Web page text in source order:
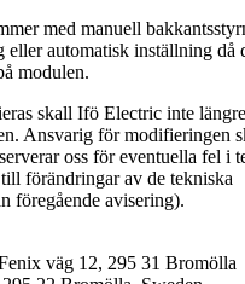
med manuell
eller automatisk inställning då
modulen.
skall Ifö Electric inte
Ansvarig för modifieringen
oss för eventuella fel i
förändringar av de tekniska
föregående avisering).
väg 12, 295 31 Bromölla